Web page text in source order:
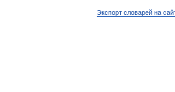
Экспорт словарей на